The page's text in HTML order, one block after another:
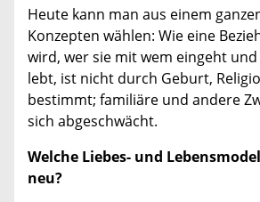
Heute kann man aus einem
Konzepten wählen: Wie eine
wird, wer sie mit wem eingeht
lebt, ist nicht durch Geburt,
bestimmt; familiäre und andere
sich abgeschwächt.
Welche Liebes- und
neu?